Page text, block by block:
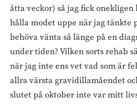
åtta veckor) så jag fick
hålla modet uppe när jag tänkte
behöva vänta så länge på en
under tiden? Vilken sorts rehab
när jag inte ens vet vad som är
allra värsta gravidillamåendet
slutet på oktober inte var mitt